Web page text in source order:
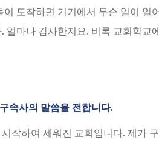
도착하면 거기에서 무슨 일이 일
얼마나 감사한지요. 비록 교회학
속사의 말씀을 전합니다.
작하여 세워진 교회입니다. 제가